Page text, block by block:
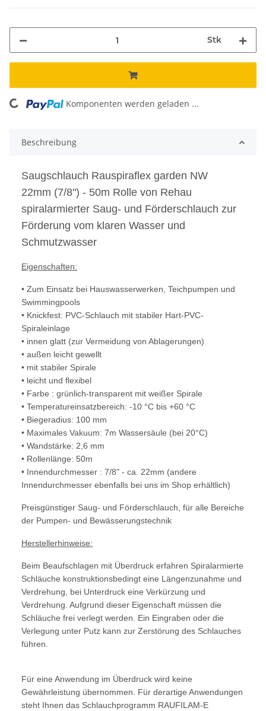
Stk
Komponenten werden geladen ...
Beschreibung
Saugschlauch Rauspiraflex garden NW
22mm (7/8") - 50m Rolle von Rehau
spiralarmierter Saug- und Förderschlauch zur
Förderung vom klaren Wasser und
Schmutzwasser
Eigenschaften:
• Zum Einsatz bei Hauswasserwerken, Teichpumpen und
Swimmingpools
• Knickfest: PVC-Schlauch mit stabiler Hart-PVC-
Spiraleinlage
• innen glatt (zur Vermeidung von Ablagerungen)
• außen leicht gewellt
• mit stabiler Spirale
• leicht und flexibel
• Farbe : grünlich-transparent mit weißer Spirale
• Temperatureinsatzbereich: -10 °C bis +60 °C
• Biegeradius: 100 mm
• Maximales Vakuum: 7m Wassersäule (bei 20°C)
• Wandstärke: 2,6 mm
• Rollenlänge: 50m
• Innendurchmesser : 7/8" - ca. 22mm (andere
Innendurchmesser ebenfalls bei uns im Shop erhältlich)
Preisgünstiger Saug- und Förderschlauch, für alle Bereiche
der Pumpen- und Bewässerungstechnik
Herstellerhinweise:
Beim Beaufschlagen mit Überdruck erfahren Spiralarmierte
Schläuche konstruktionsbedingt eine Längenzunahme und
Verdrehung, bei Unterdruck eine Verkürzung und
Verdrehung. Aufgrund dieser Eigenschaft müssen die
Schläuche frei verlegt werden. Ein Eingraben oder die
Verlegung unter Putz kann zur Zerstörung des Schlauches
führen.
Für eine Anwendung im Überdruck wird keine
Gewährleistung übernommen. Für derartige Anwendungen
steht Ihnen das Schlauchprogramm RAUFILAM-E